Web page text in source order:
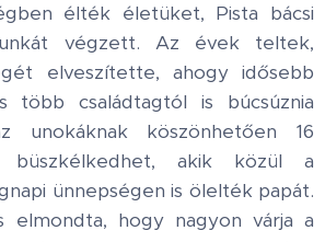
élték életüket, Pista bácsi
végzett. Az évek teltek,
elveszítette, ahogy idősebb
több családtagtól is búcsúznia
unokáknak köszönhetően 16
büszkélkedhet, akik közül a
ünnepségen is ölelték papát.
elmondta, hogy nagyon várja a